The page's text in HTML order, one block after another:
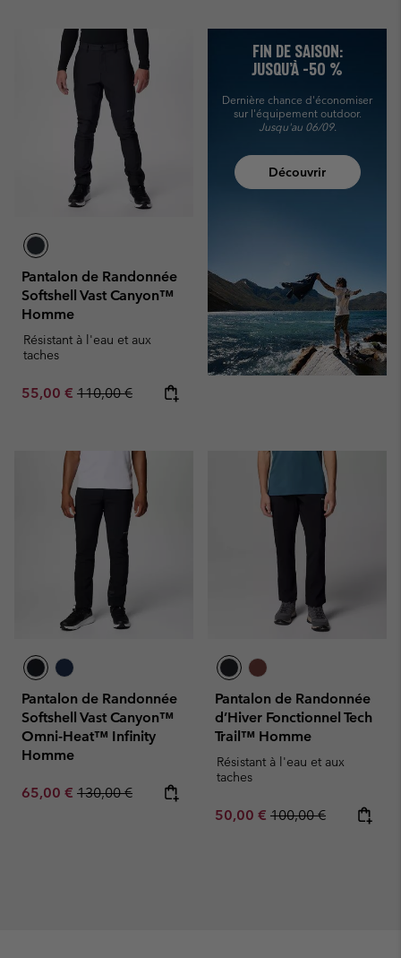
Pantalon de Randonnée
Softshell Vast Canyon™
Homme
Résistant à l'eau et aux
taches
Sale price:
55,00 € Regular price:
110,00 €
FIN DE SAISON:
JUSQU’À -50 %
Dernière chance d'économiser
sur l'équipement outdoor.
Jusqu'au 06/09.
Découvrir
Pantalon de Randonnée
Softshell Vast Canyon™
Omni-Heat™ Infinity
Homme
Sale price:
65,00 € Regular price:
130,00 €
Pantalon de Randonnée
d’Hiver Fonctionnel Tech
Trail™ Homme
Résistant à l'eau et aux
taches
Sale price:
50,00 € Regular price:
100,00 €